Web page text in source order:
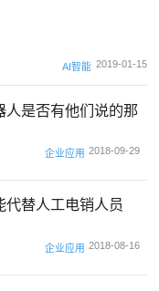
AI智能 2019-01-15
人是否有他们说的那
企业应用 2018-09-29
代替人工电销人员
企业应用 2018-08-16